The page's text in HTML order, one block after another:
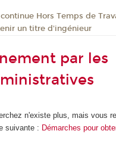
Hors Temps de
un titre d'ingénieur
par les
n'existe plus, mais vous
suivante : Démarches pour